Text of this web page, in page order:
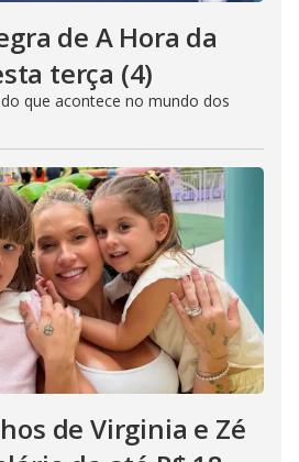
de A Hora da
terça (4)
que acontece no mundo dos
de Virginia e Zé